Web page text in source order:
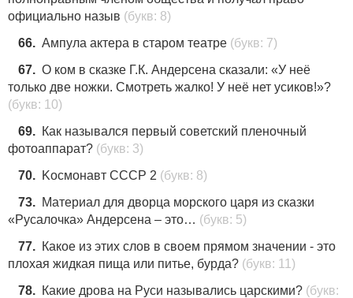
официально назыв (букв: 8)
66. Ампула актера в старом театре (букв: 7)
67. О ком в сказке Г.К. Андерсена сказали: «У неё
только две ножки. Смотреть жалко! У неё нет усиков!»?
(букв: 10)
69. Как назывался первый советский пленочный
фотоаппарат? (букв: 3)
70. Kocмoнaвт CCCP 2 (букв: 8)
73. Материал для дворца морского царя из сказки
«Русалочка» Андерсена – это… (букв: 5)
77. Какое из этих слов в своем прямом значении - это
плохая жидкая пища или питье, бурда? (букв: 11)
78. Какие дрова на Руси назывались царскими? (букв: